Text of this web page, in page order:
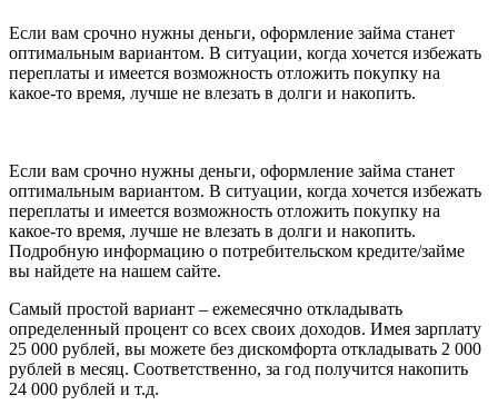
Если вам срочно нужны деньги, оформление займа станет
оптимальным вариантом. В ситуации, когда хочется избежать
переплаты и имеется возможность отложить покупку на
какое-то время, лучше не влезать в долги и накопить.
Если вам срочно нужны деньги, оформление займа станет
оптимальным вариантом. В ситуации, когда хочется избежать
переплаты и имеется возможность отложить покупку на
какое-то время, лучше не влезать в долги и накопить.
Подробную информацию о потребительском кредите/займе
вы найдете на нашем сайте.
Самый простой вариант – ежемесячно откладывать
определенный процент со всех своих доходов. Имея зарплату
25 000 рублей, вы можете без дискомфорта откладывать 2 000
рублей в месяц. Соответственно, за год получится накопить
24 000 рублей и т.д.